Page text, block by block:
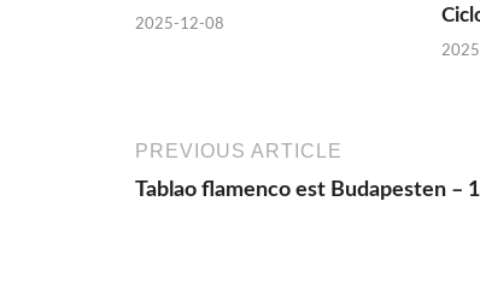
2025-12-08
PREVIOUS ARTICLE
Tablao flamenco est Budapesten –